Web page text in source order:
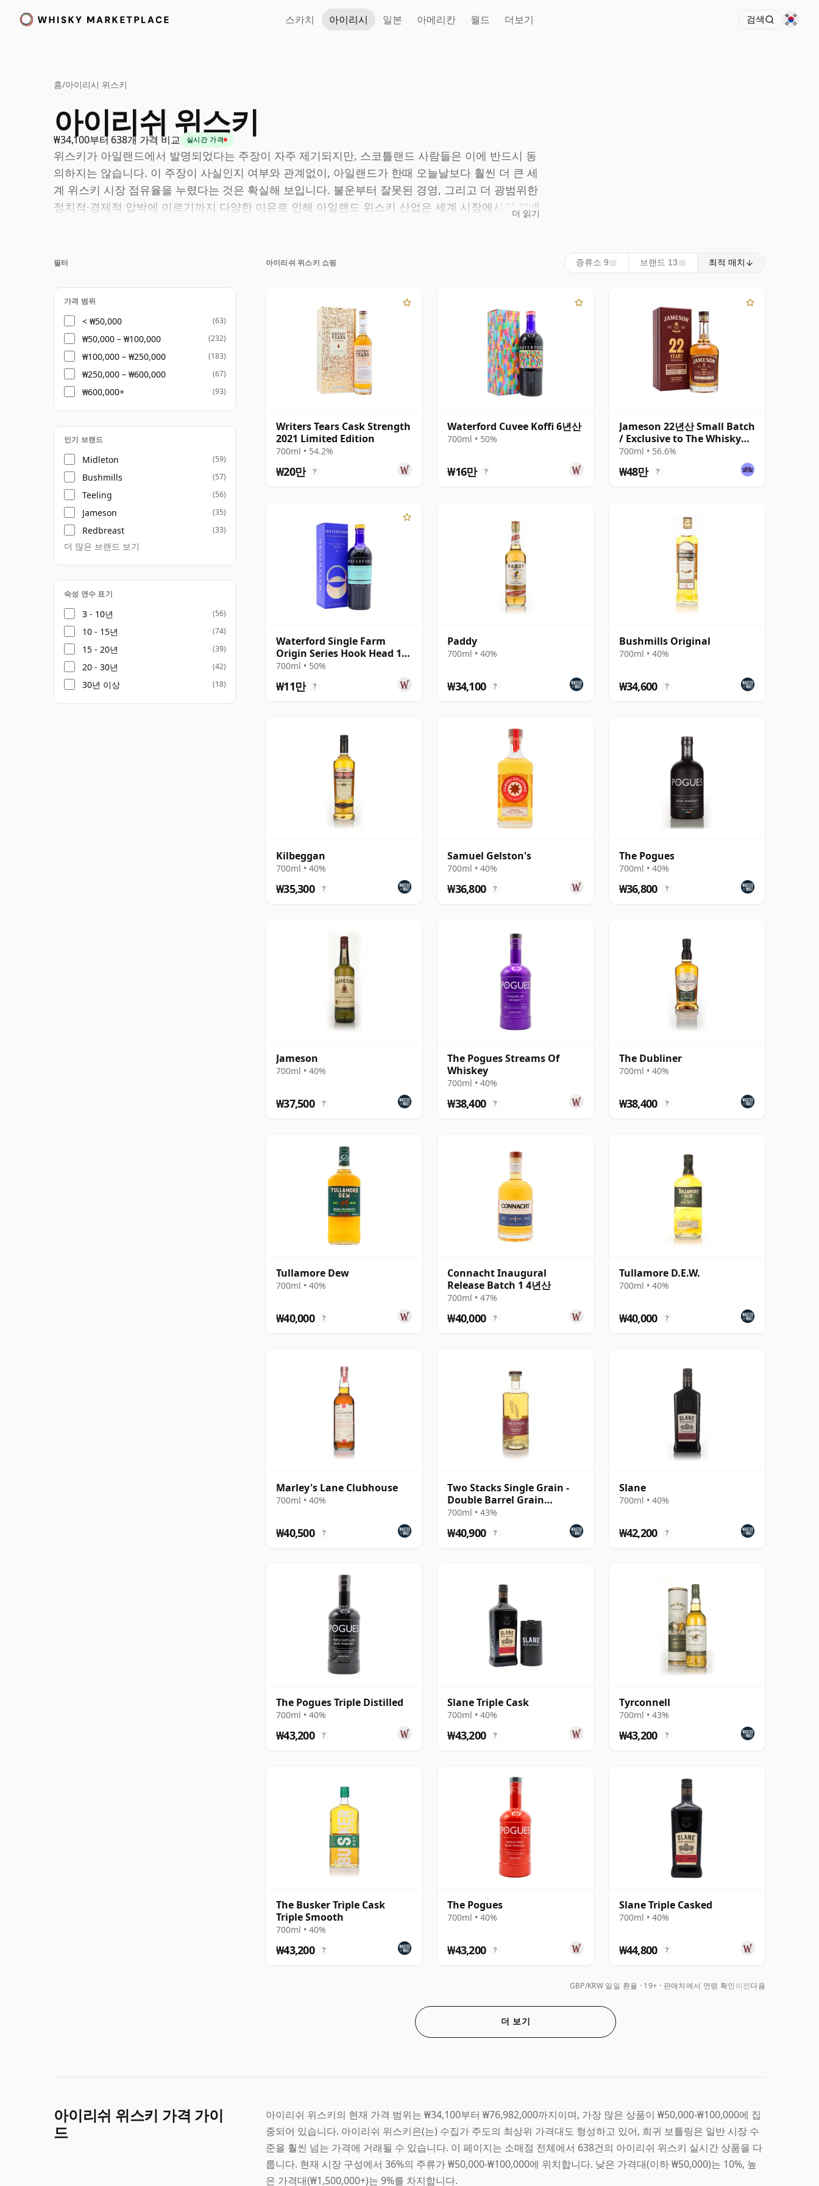
스카치 아이리시 일본 아메리칸 월드 더보기 검색
홈/아이리시 위스키
아이리쉬 위스키
₩34,100부터 638개 가격 비교 실시간 가격
위스키가 아일랜드에서 발명되었다는 주장이 자주 제기되지만, 스코틀랜드 사람들은 이에 반드시 동
의하지는 않습니다. 이 주장이 사실인지 여부와 관계없이, 아일랜드가 한때 오늘날보다 훨씬 더 큰 세
계 위스키 시장 점유율을 누렸다는 것은 확실해 보입니다. 불운부터 잘못된 경영, 그리고 더 광범위한
정치적·경제적 압박에 이르기까지 다양한 이유로 인해 아일랜드 위스키 산업은 세계 시장에서의 지배
니다. 당시 쿨리는 킬베간 증류소도 소유하고 있었는데, 이 증류소는 수년간 주로 위스키 박물관으로
운영되다가 최근 생산을 재개한 상태였습니다. 그러나 그 이후 상황은 극적으로 변했습니다. 아일랜
드 위스키는 큰 부흥을 누렸고, 생산이 더 이상 소수의 장소에만 집중되지 않게 되었으며, 현재 아일랜
드 전역에서 많은 새로운 증류소들이 운영되고 있습니다.
소유권도 바뀌었습니다. 미들턴은 페르노 리카르가 소유한 아이리시 디스틸러스의 일부로 남아있고,
부시밀스는 프록시모 스피리츠가 소유하고 있으며, 쿨리와 킬베간은 빔의 쿨리 인수와 후속 기업 변
화를 거쳐 현재 산토리 글로벌 스피리츠의 일부가 되었습니다. 따라서 가장 큰 역사적 생산업체들은
여전히 외국 소유이지만, 더 넓은 아일랜드 위스키 업계는 이제 더욱 광범위하고 다양해졌으며, 새로
운 독립 증류업체들의 수가 증가하고 있습니다.
아일랜드 위스키는 여전히 종종 더 부드럽고 온화한 스타일로 유명하지만, 오늘날 이 카테고리는 그
런 오래된 고정관념이 시사하는 것보다 훨씬 더 다양합니다. 쿨리 브랜드들은 개성과 풍미가 가득한
뛰어난 single malt와 blended whisky로 많은 추종자들을 얻었습니다. 그리고 특히 레드브레스트는
지배적인 제임슨과 부시밀스 블렌드를 넘어 아일랜드 위스키에 훨씬 더 많은 것이 있다는 것을 계속
해서 보여주고 있습니다.
더 읽기
아이리쉬 위스키 쇼핑 증류소 9 브랜드 13 최적 매치
Writers Tears Cask Strength
2021 Limited Edition
700ml • 54.2%
₩20만 ?
Waterford Cuvee Koffi 6년산
700ml • 50%
₩16만 ?
Jameson 22년산 Small Batch
/ Exclusive to The Whisky
Exchange
700ml • 56.6%
₩48만 ?
Waterford Single Farm
Origin Series Hook Head 1.1
2017 3년산
700ml • 50%
₩11만 ?
Paddy
700ml • 40%
₩34,100 ?
Bushmills Original
700ml • 40%
₩34,600 ?
Kilbeggan
700ml • 40%
₩35,300 ?
Samuel Gelston's
700ml • 40%
₩36,800 ?
The Pogues
700ml • 40%
₩36,800 ?
Jameson
700ml • 40%
₩37,500 ?
The Pogues Streams Of
Whiskey
700ml • 40%
₩38,400 ?
The Dubliner
700ml • 40%
₩38,400 ?
Tullamore Dew
700ml • 40%
₩40,000 ?
Connacht Inaugural
Release Batch 1 4년산
700ml • 47%
₩40,000 ?
Tullamore D.E.W.
700ml • 40%
₩40,000 ?
Marley's Lane Clubhouse
700ml • 40%
₩40,500 ?
Two Stacks Single Grain -
Double Barrel Grain
Whiskey
700ml • 43%
₩40,900 ?
Slane
700ml • 40%
₩42,200 ?
The Pogues Triple Distilled
700ml • 40%
₩43,200 ?
Slane Triple Cask
700ml • 40%
₩43,200 ?
Tyrconnell
700ml • 43%
₩43,200 ?
The Busker Triple Cask
Triple Smooth
700ml • 40%
₩43,200 ?
The Pogues
700ml • 40%
₩43,200 ?
Slane Triple Casked
700ml • 40%
₩44,800 ?
더 보기
GBP/KRW 일일 환율 19+ · 판매처에서 연령 확인 이전다음
필터
가격 범위
< ₩50,000 (63)
₩50,000 – ₩100,000 (232)
₩100,000 – ₩250,000 (183)
₩250,000 – ₩600,000 (67)
₩600,000+ (93)
인기 브랜드
Midleton (59)
Bushmills (57)
Teeling (56)
Jameson (35)
Redbreast (33)
더 많은 브랜드 보기
숙성 연수 표기
3 - 10년 (56)
10 - 15년 (74)
15 - 20년 (39)
20 - 30년 (42)
30년 이상 (18)
아이리쉬 위스키 가격 가이
드
아이리쉬 위스키의 현재 가격 범위는 ₩34,100부터 ₩76,982,000까지이며, 가장 많은 상품이 ₩50,000-₩100,000에 집
중되어 있습니다. 아이리쉬 위스키은(는) 수집가 주도의 최상위 가격대도 형성하고 있어, 희귀 보틀링은 일반 시장 수
준을 훨씬 넘는 가격에 거래될 수 있습니다. 이 페이지는 소매점 전체에서 638건의 아이리쉬 위스키 실시간 상품을 다
룹니다. 현재 시장 구성에서 36%의 주류가 ₩50,000-₩100,000에 위치합니다. 낮은 가격대(이하 ₩50,000)는 10%, 높
은 가격대(₩1,500,000+)는 9%를 차지합니다.